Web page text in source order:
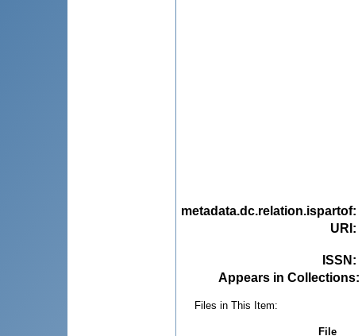
metadata.dc.relation.ispartof:
URI :
ISSN :
Appears in Collections:
Files in This Item:
File